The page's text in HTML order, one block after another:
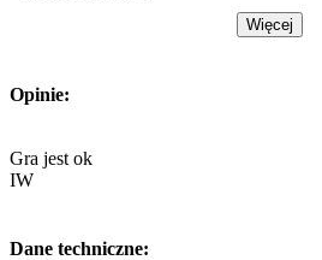
Więcej
Opinie:
Gra jest ok
IW
Dane techniczne: